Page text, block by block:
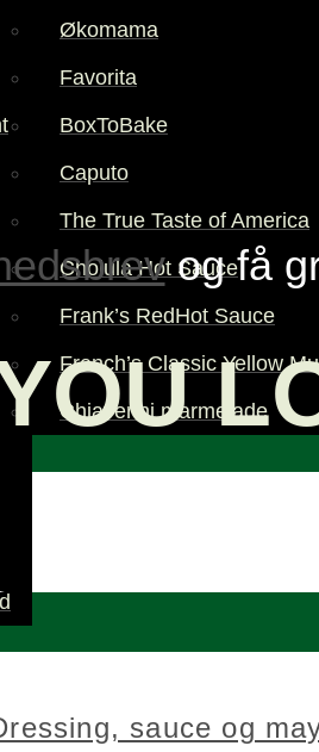
Økomama
Favorita
BoxToBake
Caputo
The True Taste of America
Cholula Hot Sauce
Frank’s RedHot Sauce
French’s Classic Yellow
Chiaverini marmelade
og få
sauce og